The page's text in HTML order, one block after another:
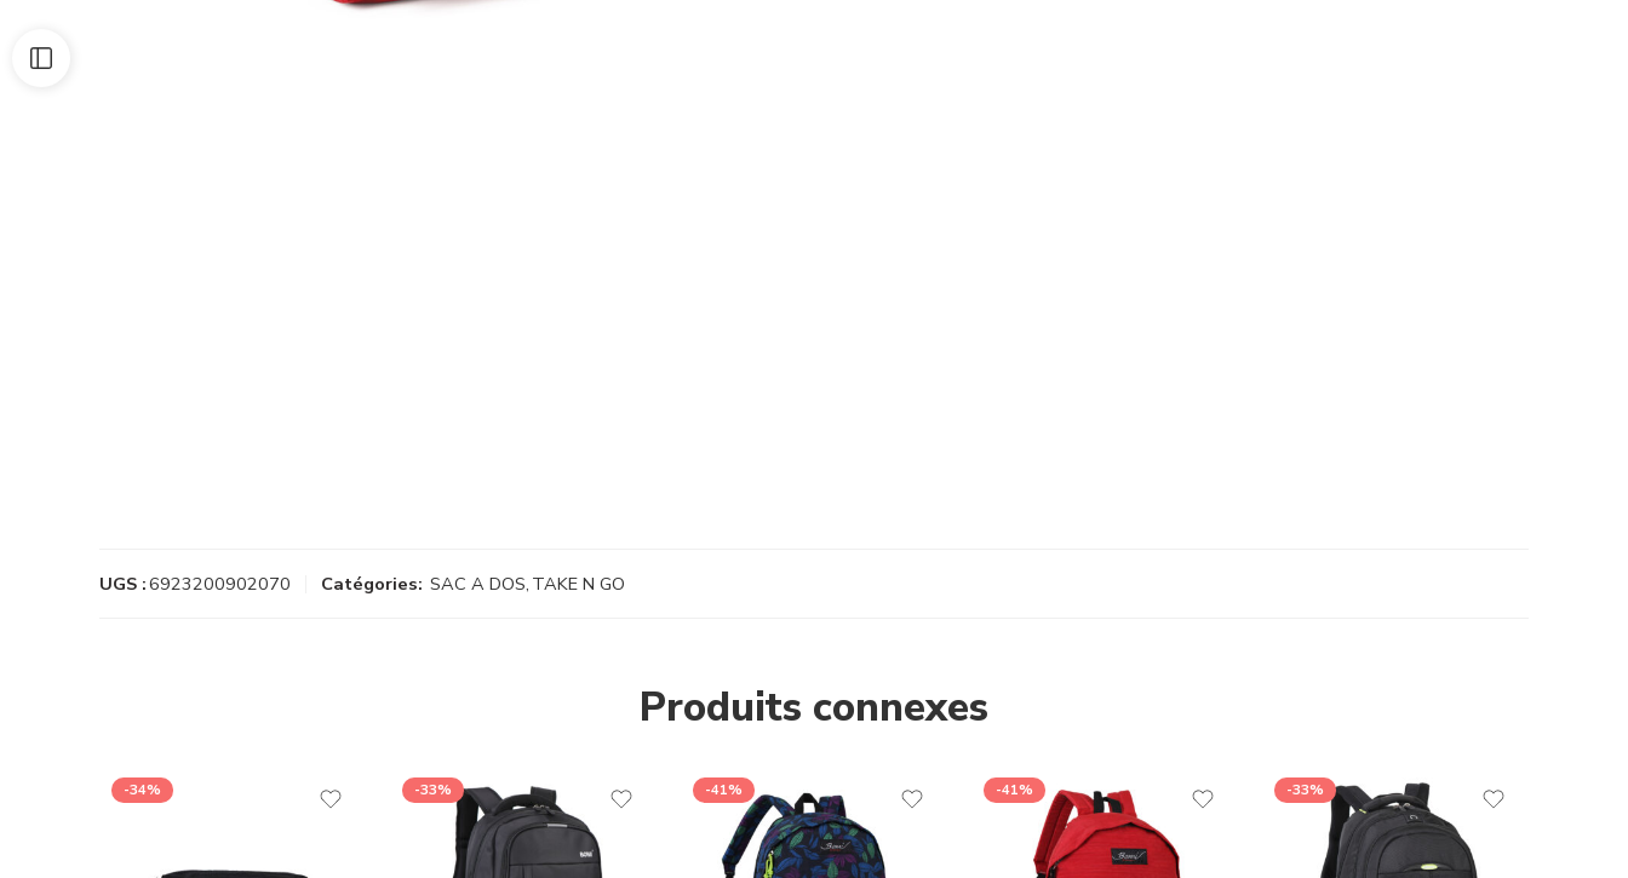
UGS :6923200902070 Catégories: SAC A DOS, TAKE N GO
Produits connexes
-34% -33% -41% -41% -33%